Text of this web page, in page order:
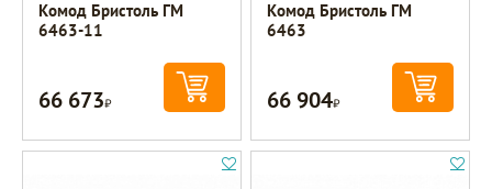
Комод Бристоль ГМ
6463-11
66 673Р
Комод Бристоль ГМ
6463
66 904Р